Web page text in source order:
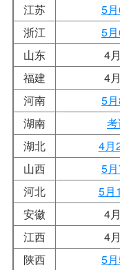
江苏
5
浙江
5
山东
4
福建
4
河南
5
湖南
湖北
4月
山西
5
河北
5月
安徽
4
江西
4
陕西
5